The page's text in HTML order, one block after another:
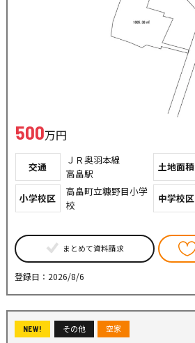
500万円
交通
ＪＲ奥羽本線
高畠駅
土地面積
小学校区
高畠町立糠野目小学
校
中学校区
まとめて資料請求
登録日：2026/8/6
NEW! その他 空家